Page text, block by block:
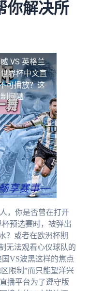
你解决所
VS 英格兰
界杯中文直
可播放？这
问题
，你是否曾在打开
预选赛时，被弹出
？或者在欧洲杯期
无法观看心仪球队的
VS波黑这样的焦点
限制”而只能望洋兴
播平台为了遵守版